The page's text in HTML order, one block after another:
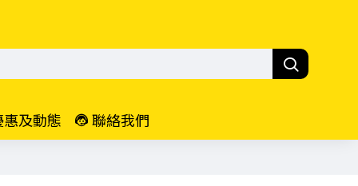
惠及動態 聯絡我們